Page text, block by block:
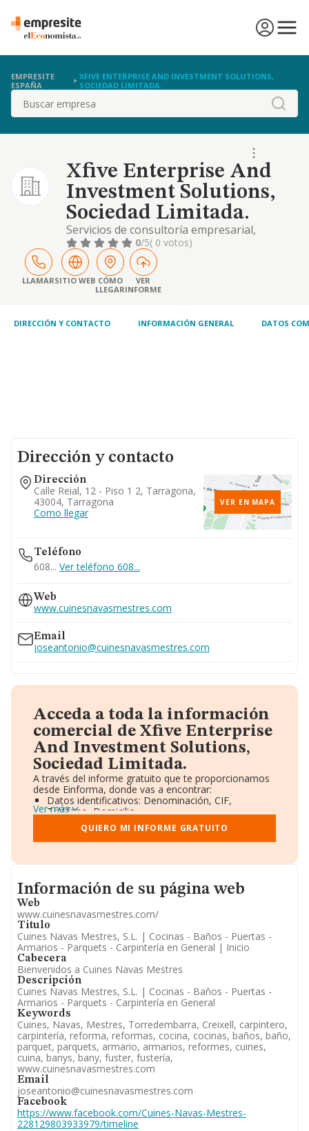
EMPRESITE
ESPAÑA
XFIVE ENTERPRISE AND INVESTMENT SOLUTIONS,
SOCIEDAD LIMITADA.
Buscar
Xfive Enterprise And
Investment Solutions,
Sociedad Limitada.
Servicios de consultoría empresarial,
tecnológica y financiera. servicios tic,
desarrollo web y aplicaciones informáticas.
comercio mayor de productos textiles y
tecnológicos, en establecimientos o e-
commerce.
0/5( 0 votos)
LLAMARSITIO WEB CÓMO
LLEGAR
VER
INFORME
DIRECCIÓN Y CONTACTO INFORMACIÓN GENERAL DATOS
Dirección y contacto
Dirección
Calle Reial, 12 - Piso 1 2, Tarragona,
43004, Tarragona
Como llegar
VER EN MAPA
Teléfono
608... Ver teléfono 608...
Web
www.cuinesnavasmestres.com
Email
joseantonio@cuinesnavasmestres.com
Acceda a toda la información
comercial de Xfive Enterprise
And Investment Solutions,
Sociedad Limitada.
A través del informe gratuito que te proporcionamos
desde Einforma, donde vas a encontrar:
Datos identificativos: Denominación, CIF,
Teléfono, Domicilio.
Informe Mercantil Completo (BORME).
Gráficos de Evolución Ventas y Empleados.
Consejo de Administración y Administradores.
Accionistas.
Artículos de prensa publicados sobre la empresa.
Información oficial y registral complementaria.
Ver más
QUIERO MI INFORME GRATUITO
Informacion de su página web
Información de su página web
Web
www.cuinesnavasmestres.com/
Titulo
Cuines Navas Mestres, S.L. | Cocinas - Baños - Puertas -
Armarios - Parquets - Carpintería en General | Inicio
Cabecera
Bienvenidos a Cuines Navas Mestres
Descripción
Cuines Navas Mestres, S.L. | Cocinas - Baños - Puertas -
Armarios - Parquets - Carpintería en General
Keywords
Cuines, Navas, Mestres, Torredembarra, Creixell, carpintero,
carpintería, reforma, reformas, cocina, cocinas, baños, baño,
parquet, parquets, armario, armarios, reformes, cuines,
cuina, banys, bany, fuster, fustería,
www.cuinesnavasmestres.com
Email
joseantonio@cuinesnavasmestres.com
Facebook
https://www.facebook.com/Cuines-Navas-Mestres-
228129803933979/timeline